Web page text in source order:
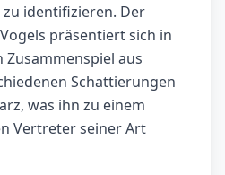
identifizieren. Der
präsentiert sich in
aus
Schattierungen
was ihn zu einem
Vertreter seiner Art